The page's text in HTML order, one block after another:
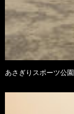
あさぎりスポーツ公園